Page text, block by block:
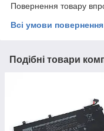
Повернення товару
Всі умови повернення
Подібні товари